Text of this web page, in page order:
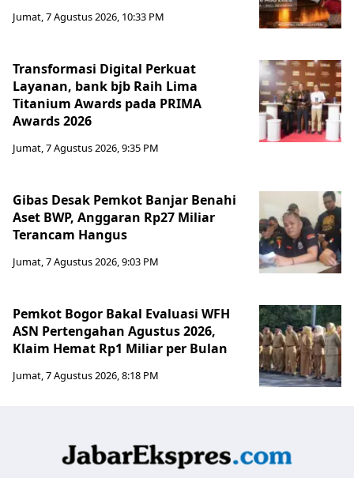
Jumat, 7 Agustus 2026, 10:33 PM
Transformasi Digital Perkuat
Layanan, bank bjb Raih Lima
Titanium Awards pada PRIMA
Awards 2026
Jumat, 7 Agustus 2026, 9:35 PM
Gibas Desak Pemkot Banjar Benahi
Aset BWP, Anggaran Rp27 Miliar
Terancam Hangus
Jumat, 7 Agustus 2026, 9:03 PM
Pemkot Bogor Bakal Evaluasi WFH
ASN Pertengahan Agustus 2026,
Klaim Hemat Rp1 Miliar per Bulan
Jumat, 7 Agustus 2026, 8:18 PM